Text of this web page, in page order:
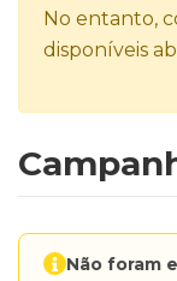
No entanto,
disponíveis
Não foram